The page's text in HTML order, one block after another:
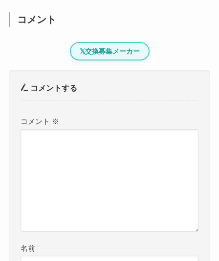
コメント
𝕏交換募集メーカー
コメントする
コメント ※
名前